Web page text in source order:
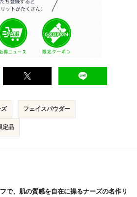
フェイスパウダー
定品
で、肌の質感を自在に操るナーズの名作リ